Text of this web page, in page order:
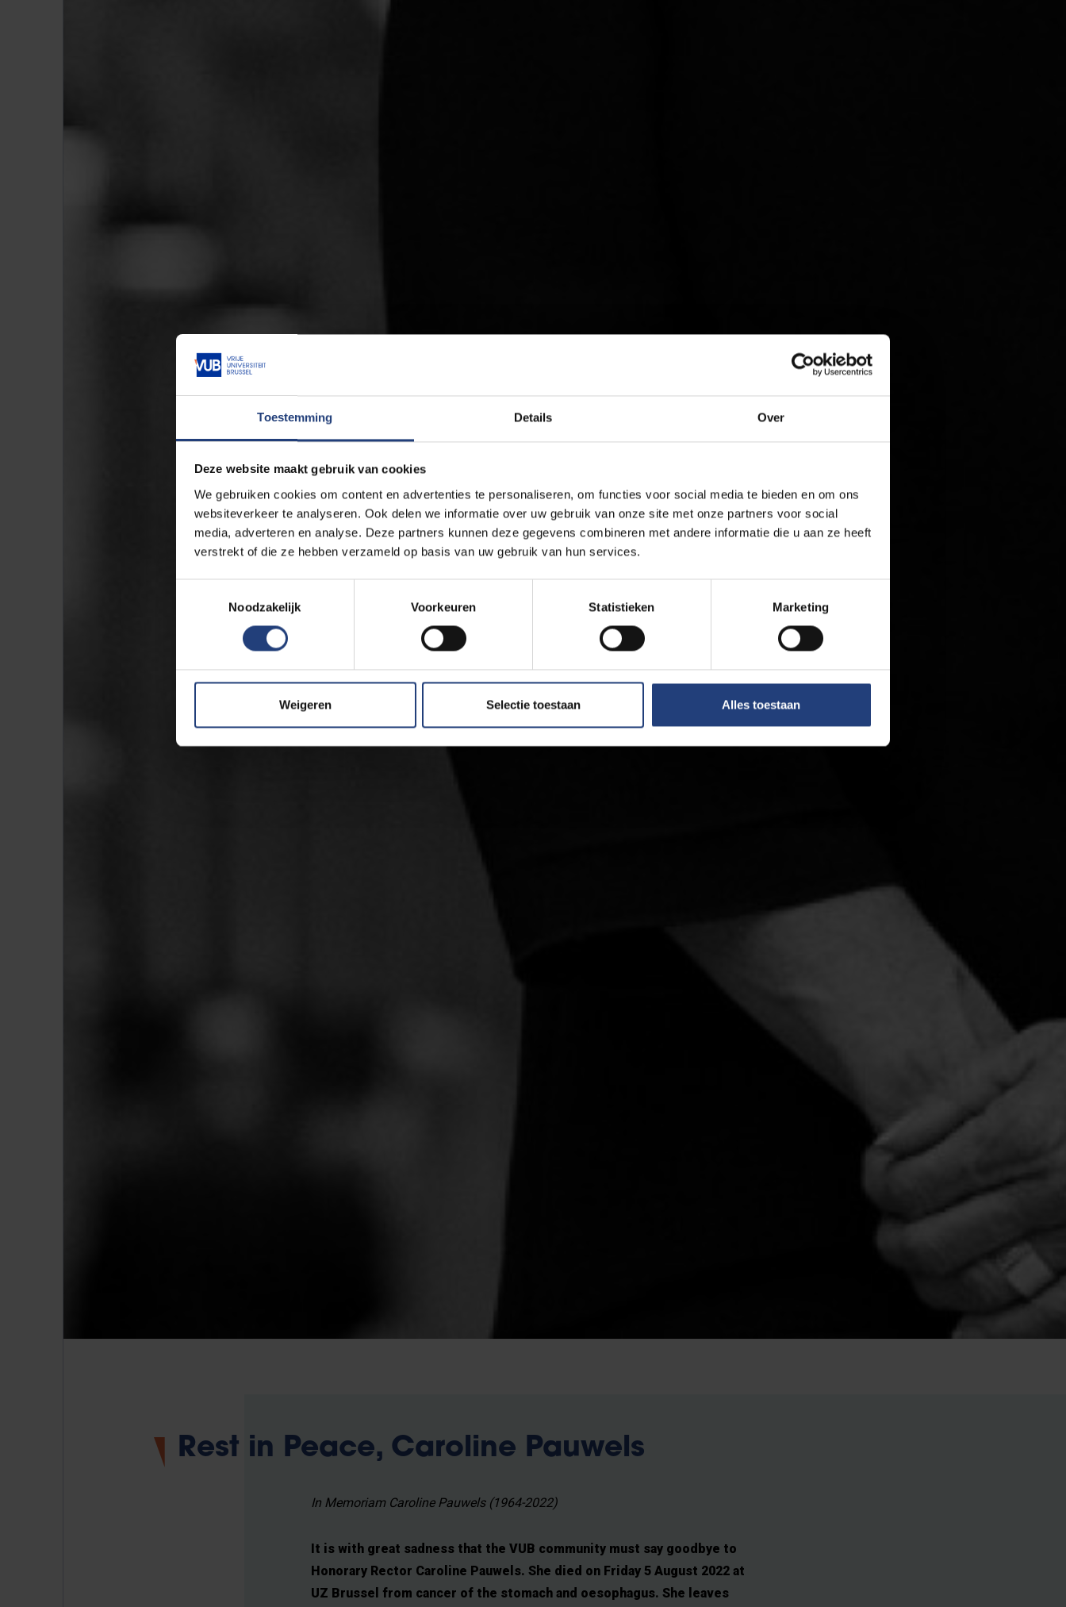
Toestemming Details Over
Deze website maakt gebruik van cookies
We gebruiken cookies om content en advertenties te personaliseren, om functies voor social media te bieden en om ons
websiteverkeer te analyseren. Ook delen we informatie over uw gebruik van onze site met onze partners voor social
media, adverteren en analyse. Deze partners kunnen deze gegevens combineren met andere informatie die u aan ze heeft
verstrekt of die ze hebben verzameld op basis van uw gebruik van hun services.
Noodzakelijk
Voorkeuren Statistieken Marketing
Weigeren Selectie toestaan Alles toestaan
Rest in Peace, Caroline Pauwels
In Memoriam Caroline Pauwels (1964-2022)
It is with great sadness that the VUB community must say goodbye to
Honorary Rector Caroline Pauwels. She died on Friday 5 August 2022 at
UZ Brussel from cancer of the stomach and oesophagus. She leaves